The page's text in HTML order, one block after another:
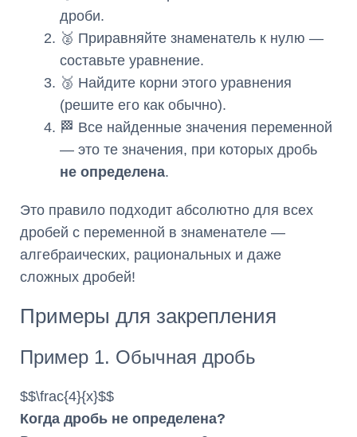
дроби.
🥈 Приравняйте знаменатель к нулю —
составьте уравнение.
🥉 Найдите корни этого уравнения
(решите его как обычно).
🏁 Все найденные значения переменной
— это те значения, при которых дробь
не определена.
Это правило подходит абсолютно для всех
дробей с переменной в знаменателе —
алгебраических, рациональных и даже
сложных дробей!
Примеры для закрепления
Пример 1. Обычная дробь
$$\frac{4}{x}$$
Когда дробь не определена?